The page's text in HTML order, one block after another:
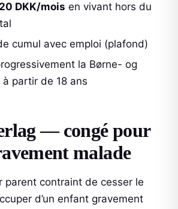
DKK/mois en vivant hors du
cumul avec emploi (plafond)
la Børne- og
partir de 18 ans
— congé pour
malade
parent contraint de cesser le
d’un enfant gravement